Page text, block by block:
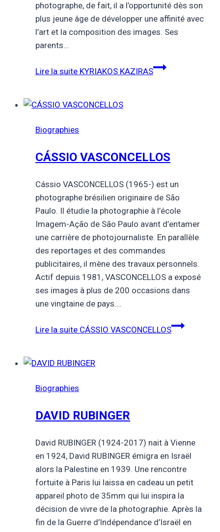
photographe, de fait, il a l’opportunité dès son
plus jeune âge de développer une affinité avec
l’art et la composition des images. Ses
parents…
Lire la suite KYRIAKOS KAZIRAS
Biographies
CÁSSIO VASCONCELLOS
Cássio VASCONCELLOS (1965-) est un
photographe brésilien originaire de São
Paulo. Il étudie la photographie à l’école
Imagem-Ação de São Paulo avant d’entamer
une carrière de photojournaliste. En parallèle
des reportages et des commandes
publicitaires, il mène des travaux personnels.
Actif depuis 1981, VASCONCELLOS a exposé
ses images à plus de 200 occasions dans
une vingtaine de pays….
Lire la suite CÁSSIO VASCONCELLOS
Biographies
DAVID RUBINGER
David RUBINGER (1924-2017) nait à Vienne
en 1924, David RUBINGER émigra en Israël
alors la Palestine en 1939. Une rencontre
fortuite à Paris lui laissa en cadeau un petit
appareil photo de 35mm qui lui inspira la
décision de vivre de la photographie. Après la
fin de la Guerre d’Indépendance d’Israël en